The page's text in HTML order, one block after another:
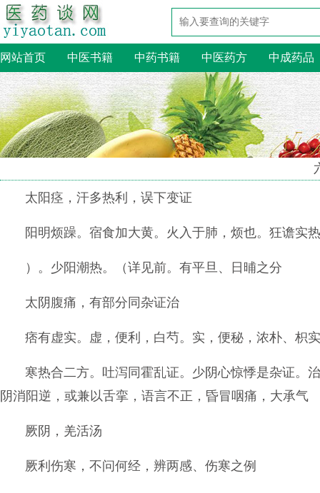
网站首页 中医书籍 中药书籍 中医药方 中成药品
太阳痉，汗多热利，误下变证
阳明烦躁。宿食加大黄。火入于肺，烦也。狂谵实
）。少阳潮热。（详见前。有平旦、日晡之分
太阴腹痛，有部分同杂证治
痞有虚实。虚，便利，白芍。实，便秘，浓朴、枳实
寒热合二方。吐泻同霍乱证。少阴心惊悸是杂证。
阴消阳逆，或兼以舌挛，语言不正，昏冒咽痛，大承气
厥阴，羌活汤
厥利伤寒，不问何经，辨两感、伤寒之例